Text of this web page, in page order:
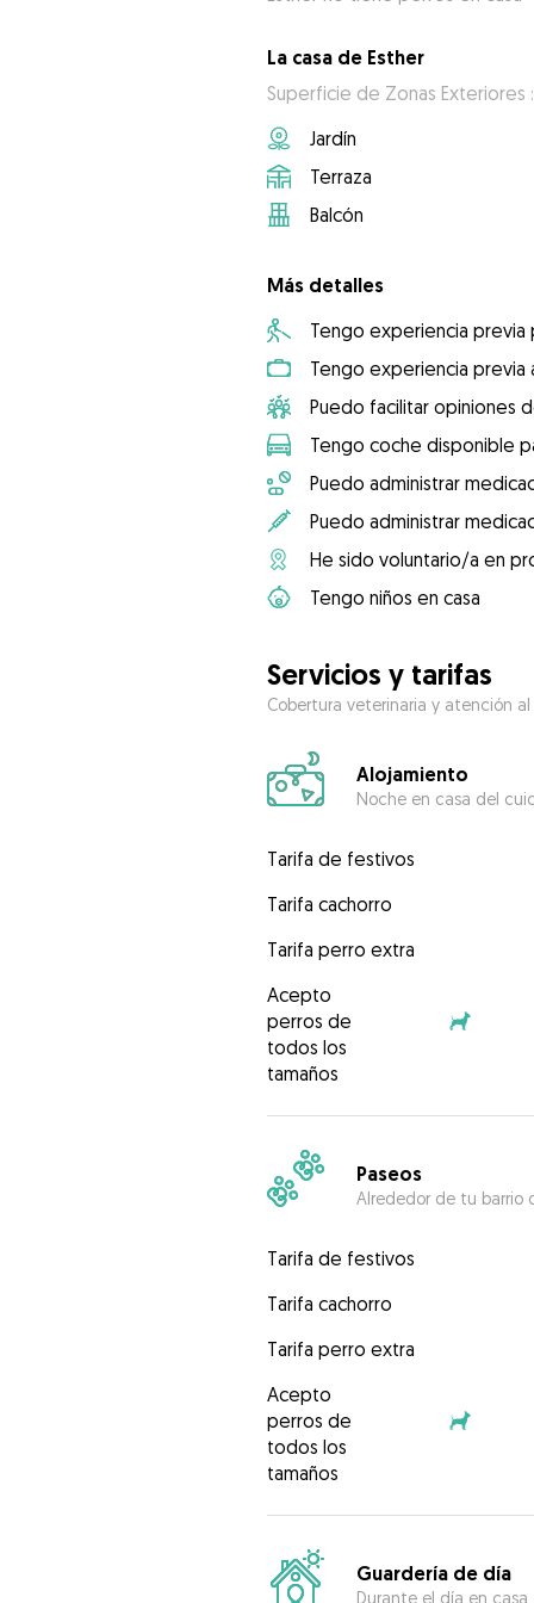
La casa de Esther
Superficie de Zonas Exteriores
Jardín
Terraza
Balcón
Más detalles
Tengo experiencia previa
Tengo experiencia previa
Puedo facilitar opiniones
Tengo coche disponible
Puedo administrar
Puedo administrar
He sido voluntario/a en
Tengo niños en casa
Servicios y tarifas
Cobertura veterinaria y atención
Alojamiento
Noche en casa del
Tarifa de festivos
Tarifa cachorro
Tarifa perro extra
Acepto
perros de
todos los
tamaños
Paseos
Alrededor de tu barrio
Tarifa de festivos
Tarifa cachorro
Tarifa perro extra
Acepto
perros de
todos los
tamaños
Guardería de día
Durante el día en